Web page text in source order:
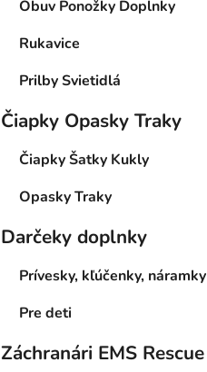
Obuv Ponožky Doplnky
Rukavice
Prilby Svietidlá
Čiapky Opasky Traky
Čiapky Šatky Kukly
Opasky Traky
Darčeky doplnky
Prívesky, kľúčenky, náramky
Pre deti
Záchranári EMS Rescue